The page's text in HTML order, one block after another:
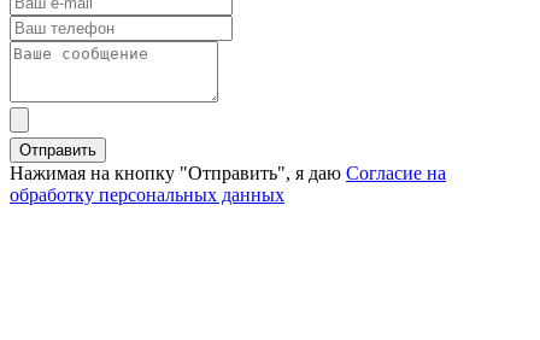
Отправить
Нажимая на кнопку "Отправить", я даю Согласие на
обработку персональных данных